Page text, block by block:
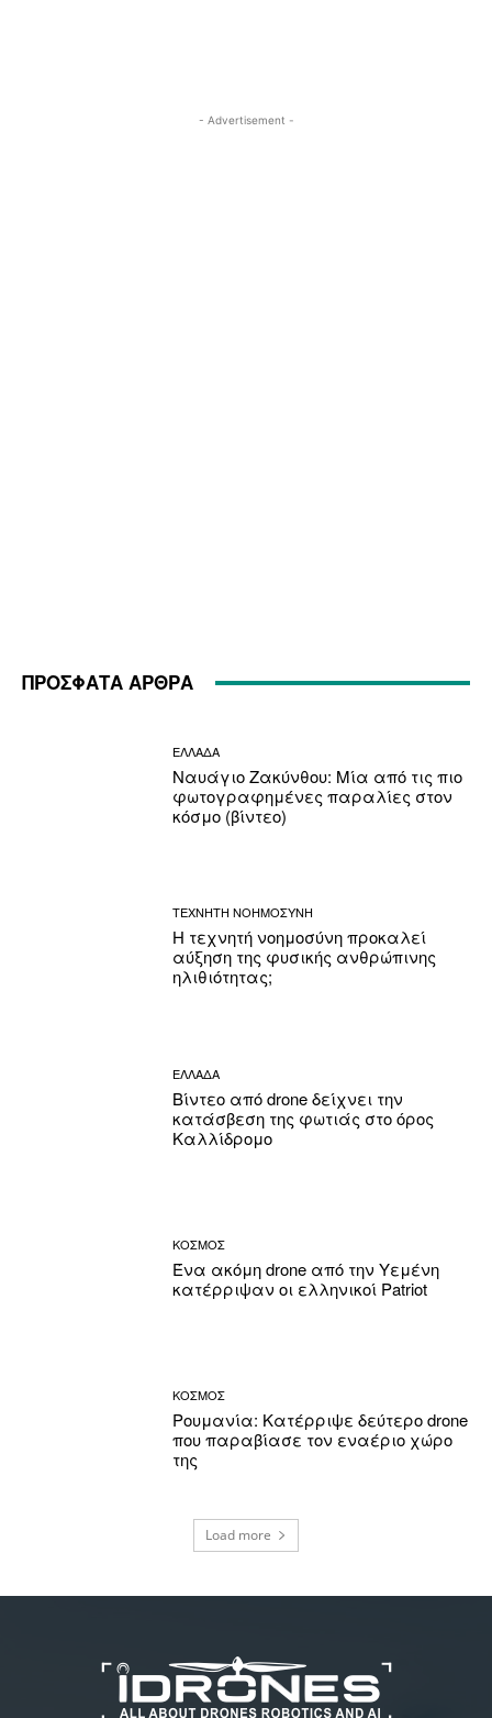
- Advertisement -
ΠΡΟΣΦΑΤΑ ΑΡΘΡΑ
ΕΛΛΑΔΑ
Ναυάγιο Ζακύνθου: Μία από τις πιο
φωτογραφημένες παραλίες στον
κόσμο (βίντεο)
ΤΕΧΝΗΤΗ ΝΟΗΜΟΣΥΝΗ
Η τεχνητή νοημοσύνη προκαλεί
αύξηση της φυσικής ανθρώπινης
ηλιθιότητας;
ΕΛΛΑΔΑ
Βίντεο από drone δείχνει την
κατάσβεση της φωτιάς στο όρος
Καλλίδρομο
ΚΟΣΜΟΣ
Ένα ακόμη drone από την Υεμένη
κατέρριψαν οι ελληνικοί Patriot
ΚΟΣΜΟΣ
Ρουμανία: Κατέρριψε δεύτερο drone
που παραβίασε τον εναέριο χώρο
της
Load more